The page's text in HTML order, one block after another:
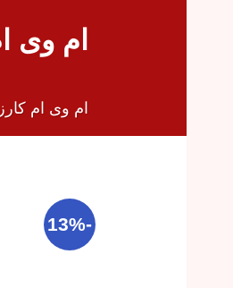
ام وی
ام وی ام کارز
-13%